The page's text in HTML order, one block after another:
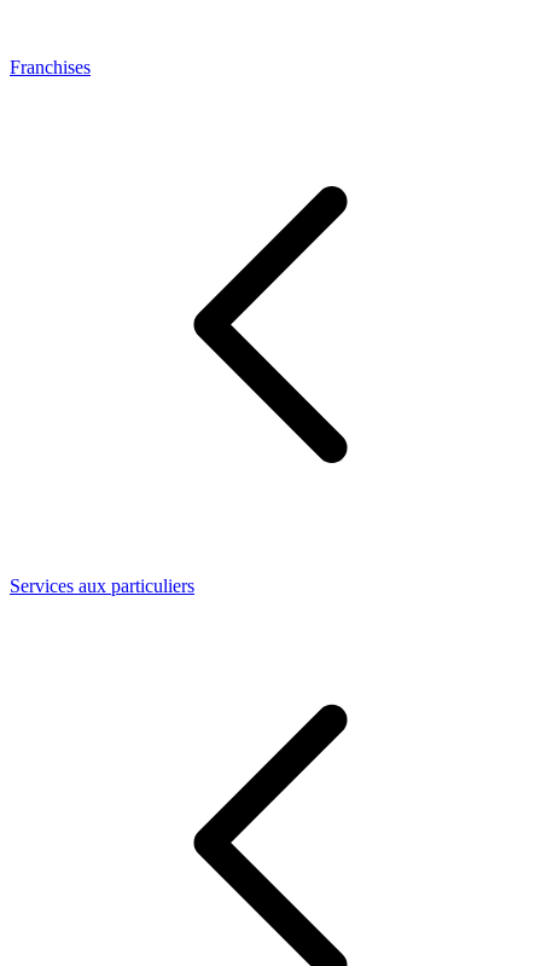
Franchises
Services aux particuliers